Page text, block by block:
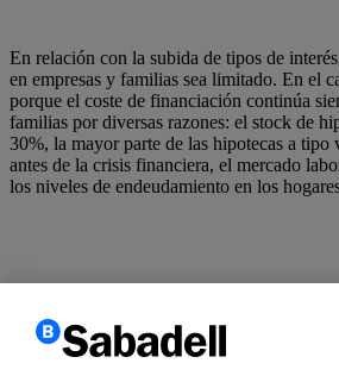
En relación con la subida de tipos de
en empresas y familias sea limitado. En el
porque el coste de financiación continúa
familias por diversas razones: el stock de
30%, la mayor parte de las hipotecas a tipo
antes de la crisis financiera, el mercado
los niveles de endeudamiento en los
servicios y personalizar y analizar su
ofrecer publicidad. Si continúa navegando,